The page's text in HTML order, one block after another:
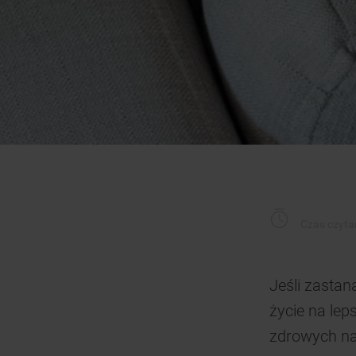
Jeśli
życie na
zdrowych